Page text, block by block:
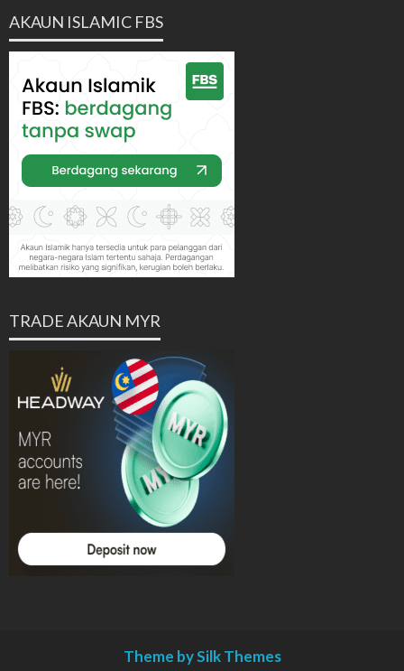
AKAUN ISLAMIC FBS
TRADE AKAUN MYR
Theme by Silk Themes